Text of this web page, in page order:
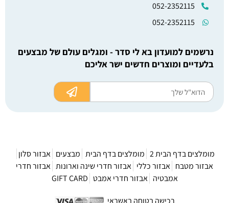
052-2352115
052-2352115
נרשמים למועדון בא לי סדר - ומגלים עולם של מבצעים
בלעדיים ומוצרים חדשים ישר אליכם
מומלצים בדף הבית 2 מומלצים בדף הבית מבצעים
אבזור סלון
אבזור מטבח
אבזור כללי אבזור חדרי שינה וארונות
אבזור חדרי
אמבטיה
אבזור חדרי אמבט GIFT CARD
רכישה בטוחה באשראי